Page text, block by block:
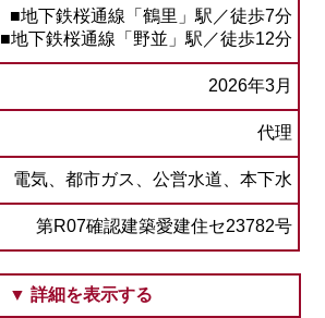
■地下鉄桜通線「鶴里」駅／徒歩7分
■地下鉄桜通線「野並」駅／徒歩12分
2026年3月
代理
電気、都市ガス、公営水道、本下水
第R07確認建築愛建住セ23782号
▼ 詳細を表示する